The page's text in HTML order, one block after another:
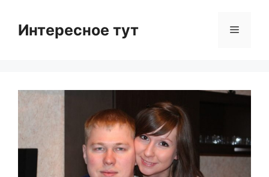
contentИнтересное тут Menu